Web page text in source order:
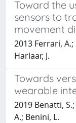
Toward the
sensors to
movement
2013 Ferrari, A.;
Harlaar, J.
Towards
wearable
2019 Benatti,
A.; Benini, L.